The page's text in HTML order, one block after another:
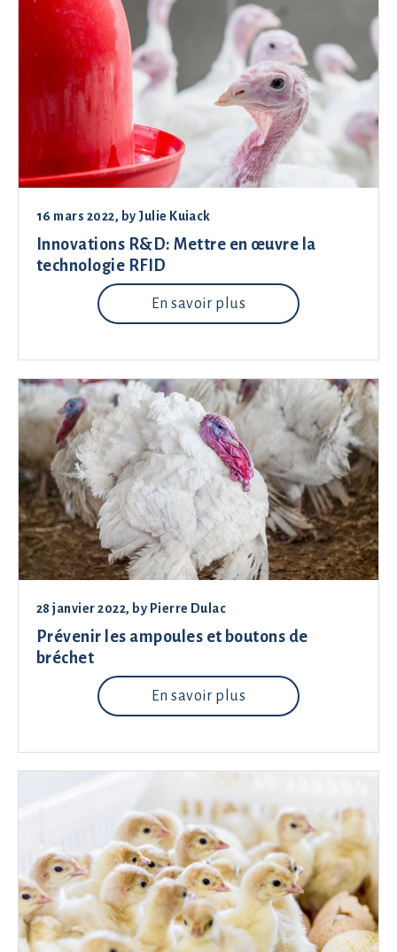
16 mars 2022, by Julie Kuiack
Innovations R&D: Mettre en œuvre la
technologie RFID
En savoir plus
28 janvier 2022, by Pierre Dulac
Prévenir les ampoules et boutons de
bréchet
En savoir plus